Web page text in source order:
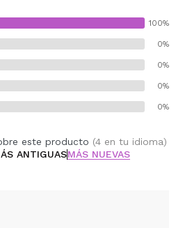
100%
0%
0%
0%
0%
este producto (4 en tu idioma)
ANTIGUASMÁS NUEVAS